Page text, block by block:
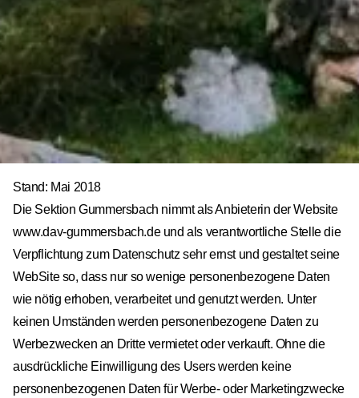
Stand: Mai 2018
Die Sektion Gummersbach nimmt als Anbieterin der Website
www.dav-gummersbach.deund als verantwortliche Stelle die
Verpflichtung zum Datenschutz sehr ernst und gestaltet seine
WebSite so, dass nur so wenige personenbezogene Daten
wie nötig erhoben, verarbeitet und genutzt werden. Unter
keinen Umständen werden personenbezogene Daten zu
Werbezwecken an Dritte vermietet oder verkauft. Ohne die
ausdrückliche Einwilligung des Users werden keine
personenbezogenen Daten für Werbe- oder Marketingzwecke